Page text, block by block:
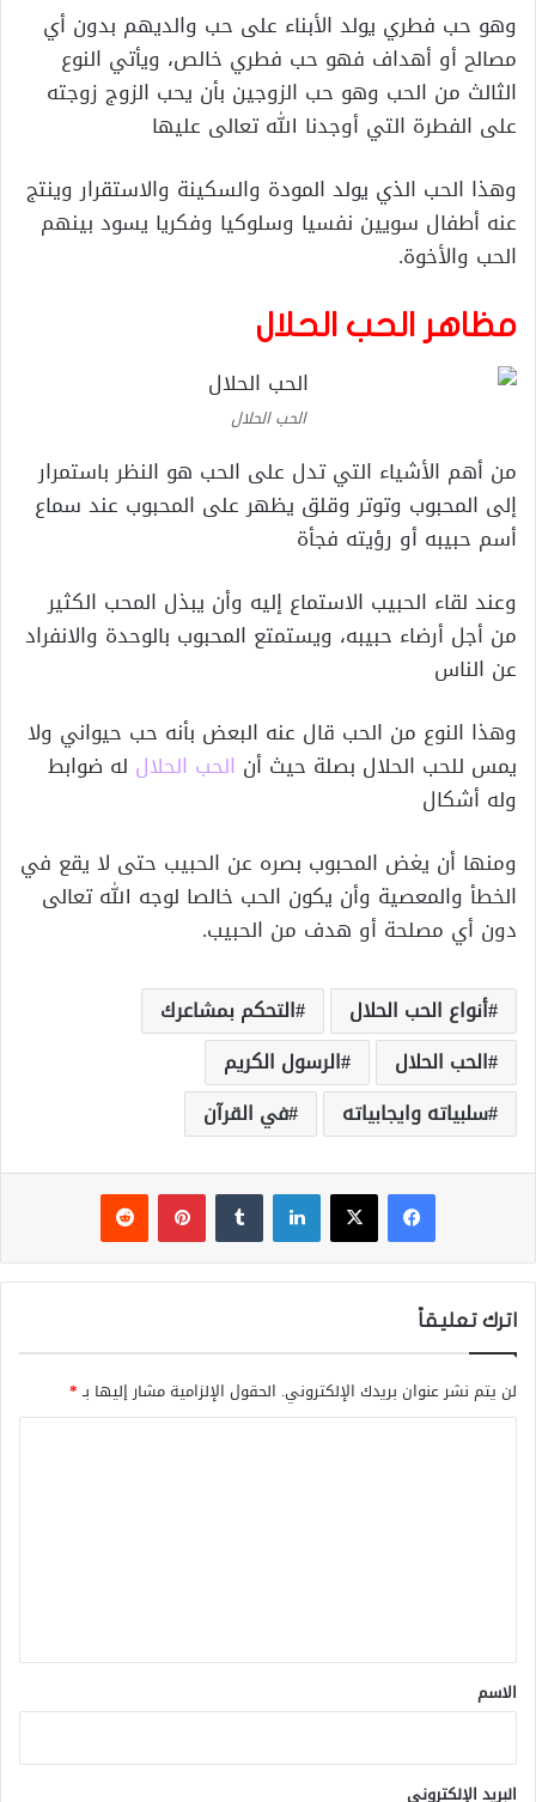
وهو حب فطري يولد الأبناء على حب والديهم بدون أي
مصالح أو أهداف فهو حب فطري خالص، ويأتي النوع
الثالث من الحب وهو حب الزوجين بأن يحب الزوج زوجته
على الفطرة التي أوجدنا الله تعالى عليها
وهذا الحب الذي يولد المودة والسكينة والاستقرار وينتج
عنه أطفال سويين نفسيا وسلوكيا وفكريا يسود بينهم
الحب والأخوة.
مظاهر الحب الحلال
الحب الحلال
من أهم الأشياء التي تدل على الحب هو النظر باستمرار
إلى المحبوب وتوتر وقلق يظهر على المحبوب عند سماع
أسم حبيبه أو رؤيته فجأة
وعند لقاء الحبيب الاستماع إليه وأن يبذل المحب الكثير
من أجل أرضاء حبيبه، ويستمتع المحبوب بالوحدة والانفراد
عن الناس
وهذا النوع من الحب قال عنه البعض بأنه حب حيواني ولا
يمس للحب الحلال بصلة حيث أن الحب الحلال له ضوابط
وله أشكال
ومنها أن يغض المحبوب بصره عن الحبيب حتى لا يقع في
الخطأ والمعصية وأن يكون الحب خالصا لوجه الله تعالى
دون أي مصلحة أو هدف من الحبيب.
أنواع الحب الحلال
التحكم بمشاعرك
الحب الحلال
الرسول الكريم
سلبياته وايجابياته
في القرآن
فيسبوك ‫X لينكدإن بينتيريست
اترك تعليقاً
لن يتم نشر عنوان بريدك الإلكتروني. الحقول الإلزامية مشار إليها بـ*
*
الاسم
البريد الإلكتروني